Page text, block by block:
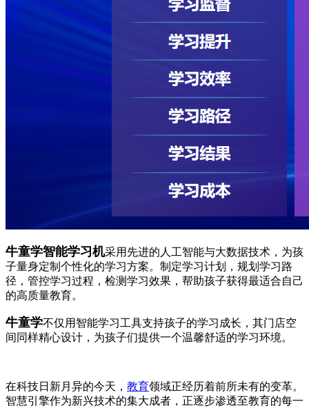
牛童学智能学习机采用先进的人工智能与大数据技术，为孩
子量身定制个性化的学习方案。制定学习计划，规划学习路
径，管控学习过程，检测学习效果，帮助孩子获得最适合自己
的高质量教育。
牛童学不仅用智能学习工具支持孩子的学习成长，其门店空
间同样精心设计，为孩子们提供一个温馨舒适的学习环境。
在科技日新月异的今天， 教育领域正经历着前所未有的变革。
智慧引擎作为新兴技术的集大成者，正逐步渗透至教育的每一